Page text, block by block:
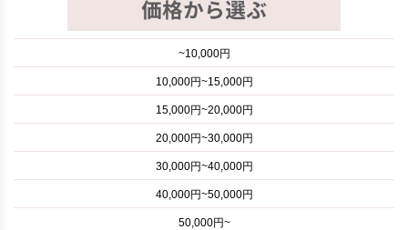
~10,000円
10,000円~15,000円
15,000円~20,000円
20,000円~30,000円
30,000円~40,000円
40,000円~50,000円
50,000円~